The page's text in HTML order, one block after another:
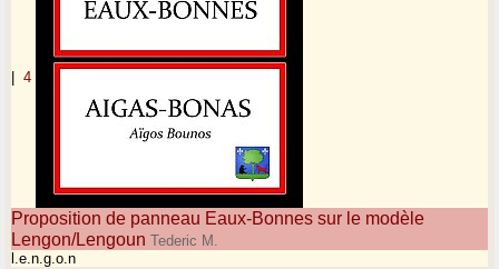
4
Proposition de panneau Eaux-Bonnes sur le modèle
Lengon/Lengoun Tederic M.
l.e.n.g.o.n